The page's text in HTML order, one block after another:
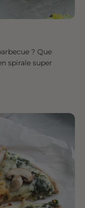
? Que
spirale super